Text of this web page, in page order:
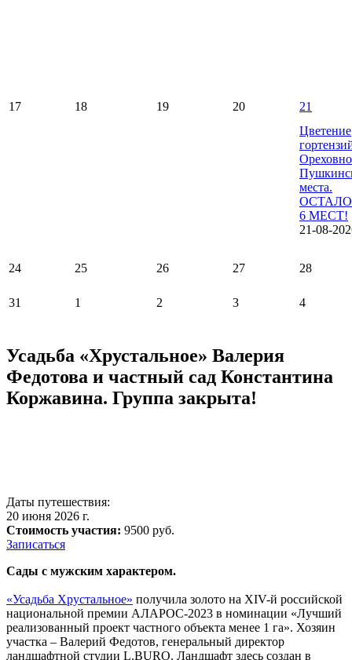
17 18 19 20
21
Цветение
места.
6 МЕСТ!
21-08-
24 25 26 27 28
31 1 2 3 4
Усадьба «Хрустальное» Валерия
Федотова и частный сад Константина
Коржавина. Группа закрыта!
Даты путешествия:
20 июня 2026 г.
Стоимость участия: 9500 руб.
Записаться
Сады с мужским характером.
«Усадьба Хрустальное» получила золото на XIV-й российской
национальной премии АЛАРОС-2023 в номинации «Лучший
реализованный проект частного объекта менее 1 га». Хозяин
участка – Валерий Федотов, генеральный директор
ландшафтной студии L.BURO. Ландшафт здесь создан в